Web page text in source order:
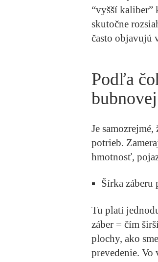
“vyšší kaliber”
skutočne
často objavujú
Podľa
Je
potrieb.
hmotnosť,
Šírka
Tu platí
záber = čím
plochy, ako
prevedenie. Vo